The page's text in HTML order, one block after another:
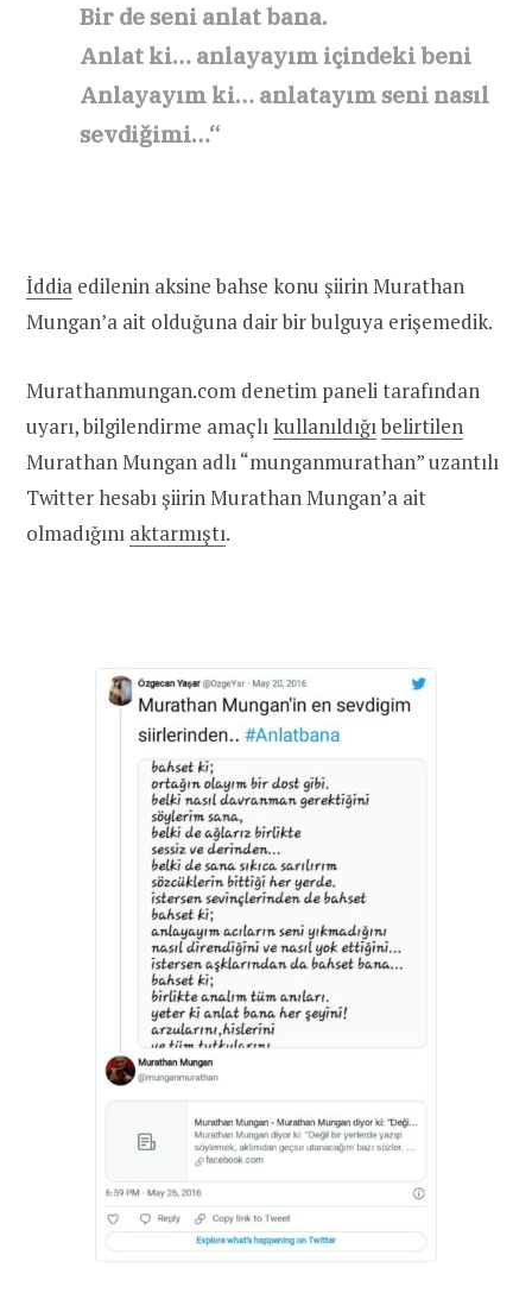
Bir de seni anlat bana.
Anlat ki… anlayayım içindeki beni
Anlayayım ki… anlatayım seni nasıl
sevdiğimi…“
İddia edilenin aksine bahse konu şiirin Murathan
Mungan’a ait olduğuna dair bir bulguya erişemedik.
Murathanmungan.com denetim paneli tarafından
uyarı, bilgilendirme amaçlıkullanıldığıbelirtilen
Murathan Mungan adlı “munganmurathan” uzantılı
Twitter hesabı şiirin Murathan Mungan’a ait
olmadığını aktarmıştı.